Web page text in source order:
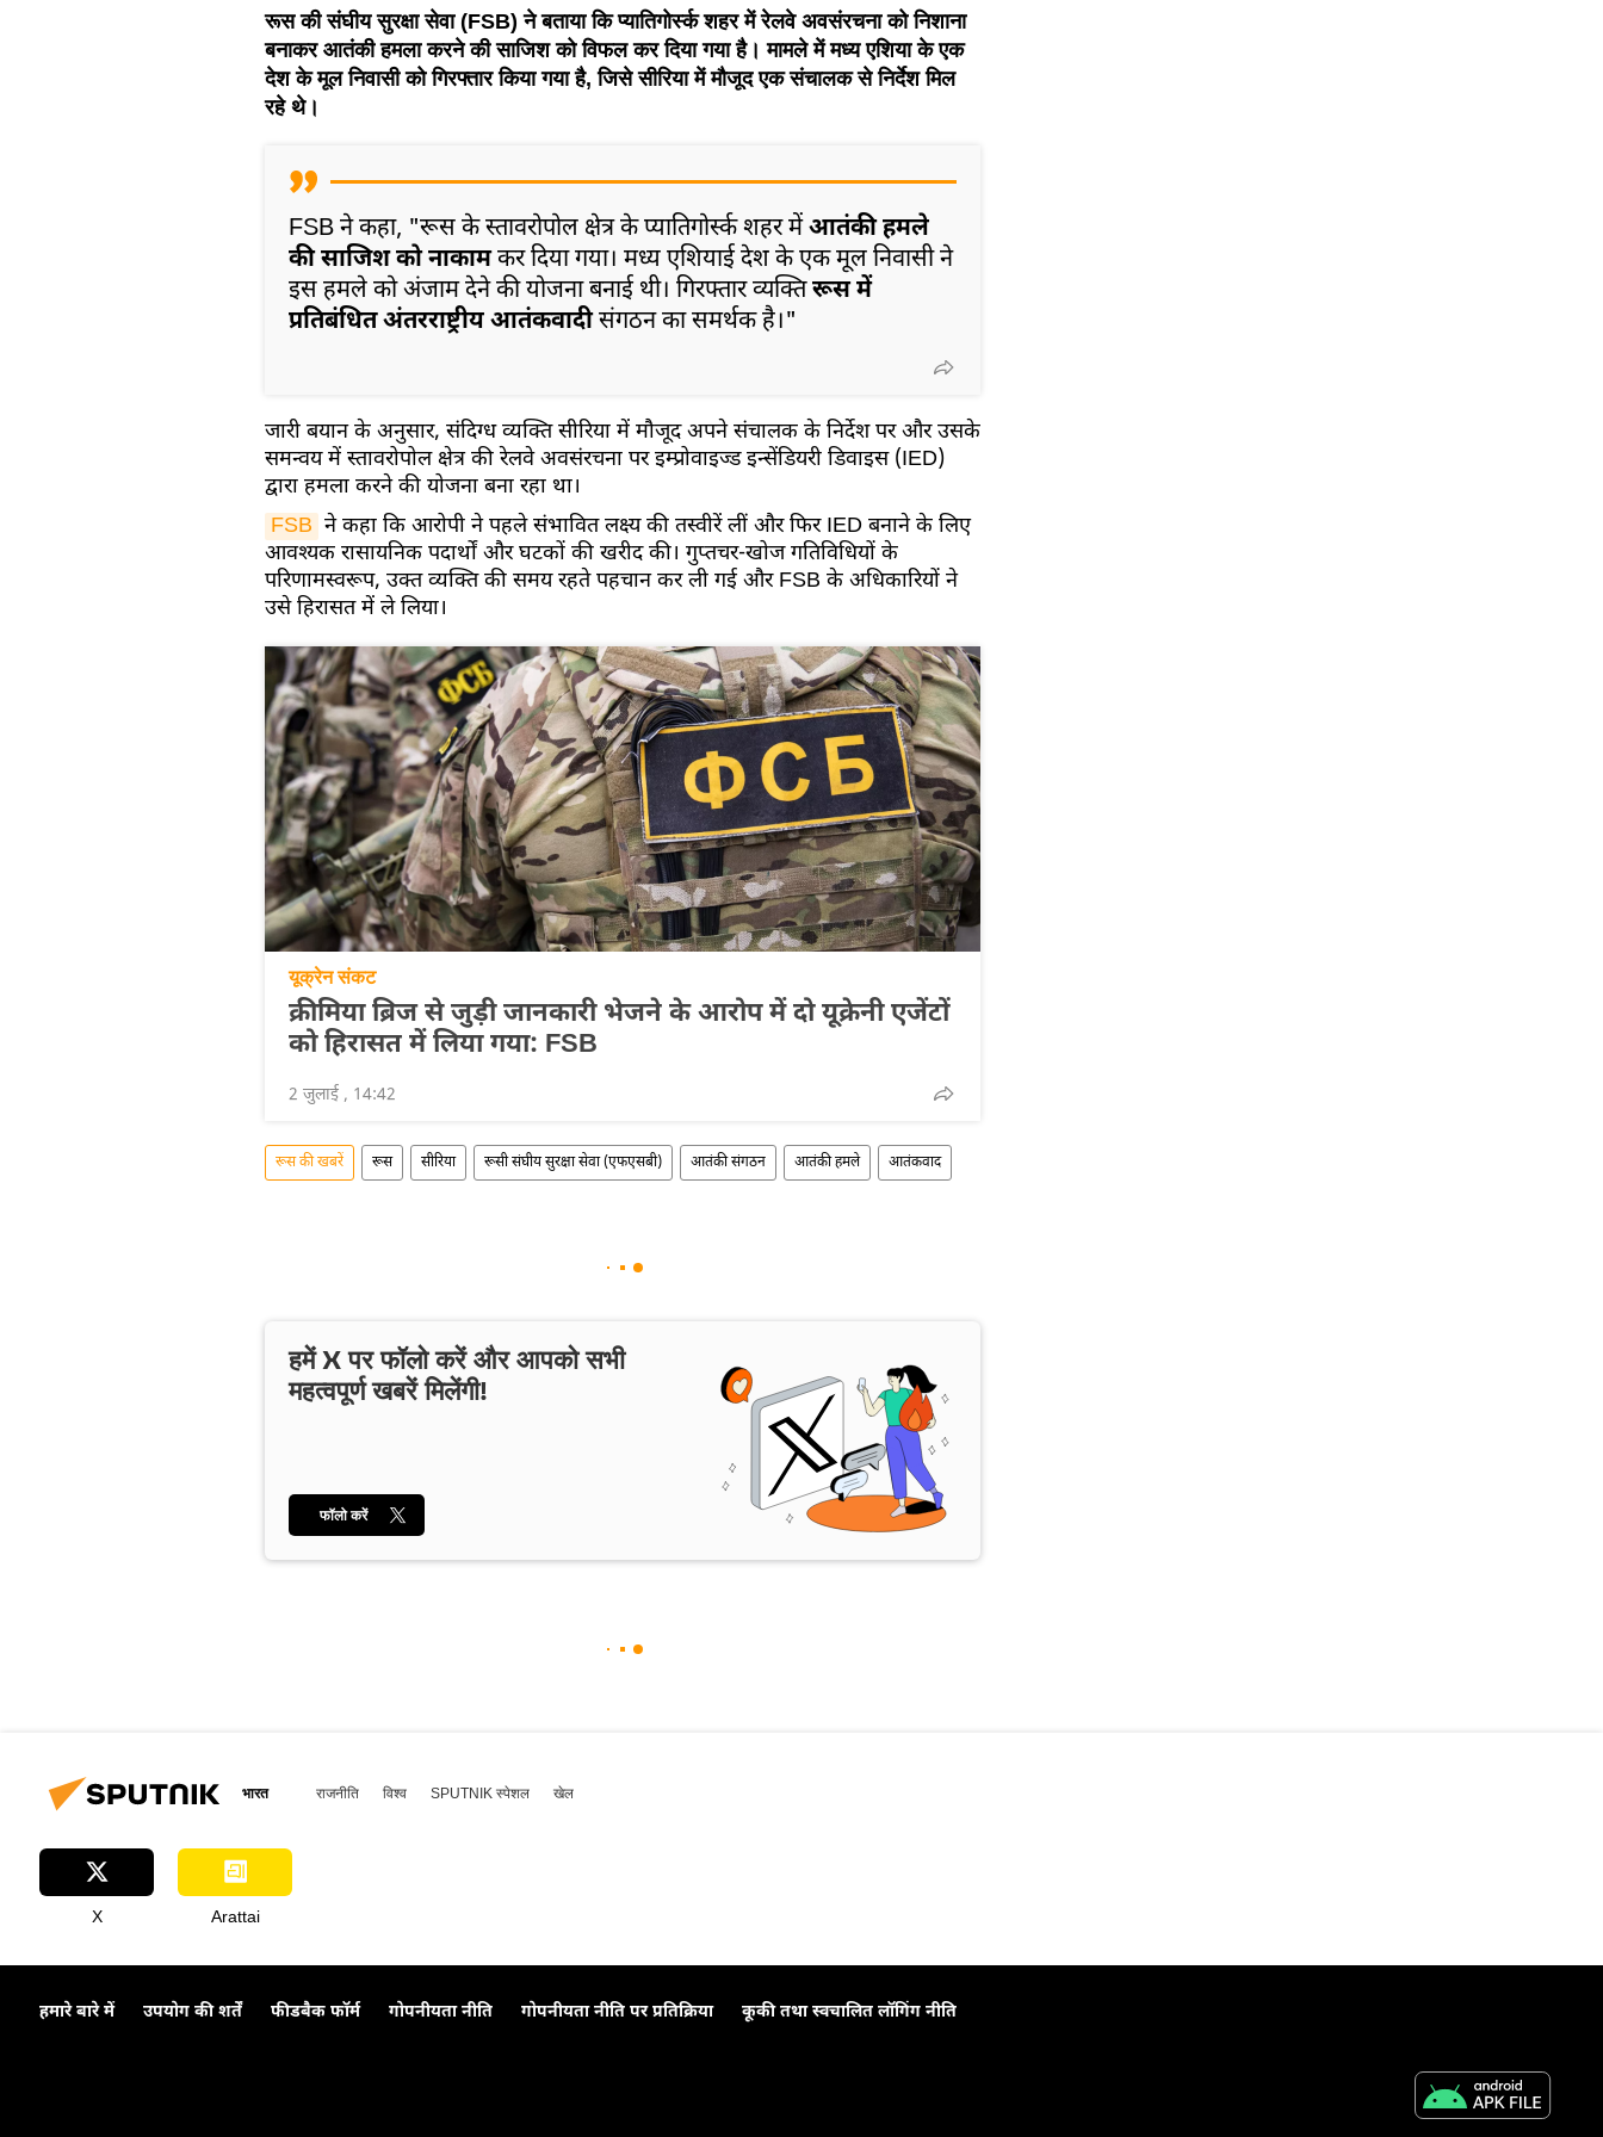
रूस की संघीय सुरक्षा सेवा (FSB) ने बताया कि प्यातिगोर्स्क शहर में रेलवे अवसंरचना को निशाना
बनाकर आतंकी हमला करने की साजिश को विफल कर दिया गया है। मामले में मध्य एशिया के एक
देश के मूल निवासी को गिरफ्तार किया गया है, जिसे सीरिया में मौजूद एक संचालक से निर्देश मिल
रहे थे।
FSB ने कहा, "रूस के स्तावरोपोल क्षेत्र के प्यातिगोर्स्क शहर मेंआतंकी हमले
की साजिश को नाकामकर दिया गया। मध्य एशियाई देश के एक मूल निवासी ने
इस हमले को अंजाम देने की योजना बनाई थी। गिरफ्तार व्यक्तिरूस में
प्रतिबंधित अंतरराष्ट्रीय आतंकवादीसंगठन का समर्थक है।"
जारी बयान के अनुसार, संदिग्ध व्यक्ति सीरिया में मौजूद अपने संचालक के निर्देश पर और उसके
समन्वय में स्तावरोपोल क्षेत्र की रेलवे अवसंरचना पर इम्प्रोवाइज्ड इन्सेंडियरी डिवाइस (IED)
द्वारा हमला करने की योजना बना रहा था।
FSB ने कहा कि आरोपी ने पहले संभावित लक्ष्य की तस्वीरें लीं और फिर IED बनाने के लिए
आवश्यक रासायनिक पदार्थों और घटकों की खरीद की। गुप्तचर-खोज गतिविधियों के
परिणामस्वरूप, उक्त व्यक्ति की समय रहते पहचान कर ली गई और FSB के अधिकारियों ने
उसे हिरासत में ले लिया।
यूक्रेन संकट
क्रीमिया ब्रिज से जुड़ी जानकारी भेजने के आरोप में दो यूक्रेनी एजेंटों
को हिरासत में लिया गया: FSB
2 जुलाई , 14:42
रूस की खबरें रूस सीरिया रूसी संघीय सुरक्षा सेवा (एफएसबी) आतंकी संगठन आतंकी हमले आतंकवाद
हमें X पर फॉलो करें और आपको सभी
महत्वपूर्ण खबरें मिलेंगी!
फॉलो करें
भारत राजनीति विश्व SPUTNIK स्पेशल खेल
X Arattai
हमारे बारे में उपयोग की शर्तें फीडबैक फॉर्म गोपनीयता नीति गोपनीयता नीति पर प्रतिक्रिया कूकी तथा स्वचालित लॉगिंग नीति